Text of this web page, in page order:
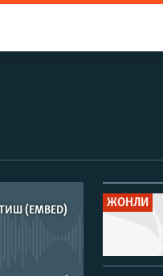
(EMBED)
ЖОНЛИ